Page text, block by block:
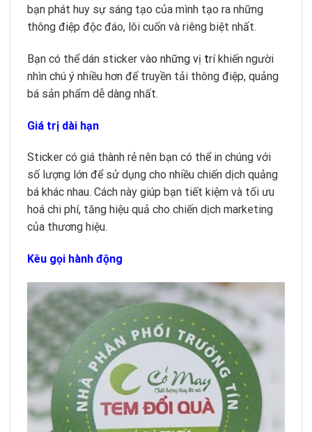
bạn phát huy sự sáng tạo của mình tạo ra những
thông điệp độc đáo, lôi cuốn và riêng biệt nhất.
Bạn có thể dán sticker vào những vị trí khiến người
nhìn chú ý nhiều hơn để truyền tải thông điệp, quảng
bá sản phẩm dễ dàng nhất.
Giá trị dài hạn
Sticker có giá thành rẻ nên bạn có thể in chúng với
số lượng lớn để sử dụng cho nhiều chiến dịch quảng
bá khác nhau. Cách này giúp bạn tiết kiệm và tối ưu
hoá chi phí, tăng hiệu quả cho chiến dịch marketing
của thương hiệu.
Kêu gọi hành động